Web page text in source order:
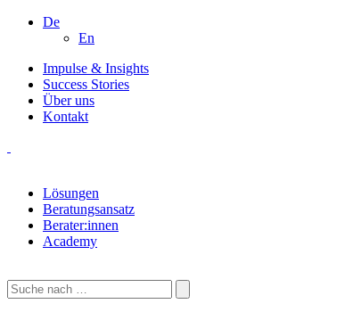
De
En
Impulse & Insights
Success Stories
Über uns
Kontakt
Lösungen
Beratungsansatz
Berater:innen
Academy